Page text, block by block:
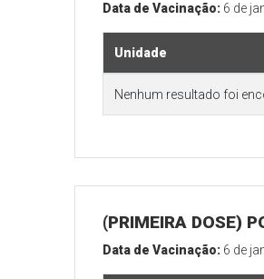
Data de Vacinação: 6 de
Unidade
Nenhum resultado foi
(PRIMEIRA DOSE)
Data de Vacinação: 6 de